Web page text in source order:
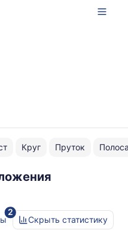
Круг Пруток
2
Скрыть статистику